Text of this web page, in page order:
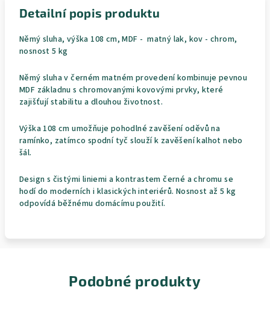
Detailní popis produktu
Němý sluha, výška 108 cm, MDF - matný lak, kov - chrom,
nosnost 5 kg
Němý sluha v černém matném provedení kombinuje pevnou
MDF základnu s chromovanými kovovými prvky, které
zajišťují stabilitu a dlouhou životnost.
Výška 108 cm umožňuje pohodlné zavěšení oděvů na
ramínko, zatímco spodní tyč slouží k zavěšení kalhot nebo
šál.
Design s čistými liniemi a kontrastem černé a chromu se
hodí do moderních i klasických interiérů. Nosnost až 5 kg
odpovídá běžnému domácímu použití.
Podobné produkty